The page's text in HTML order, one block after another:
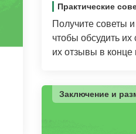
Практические
Получите советы
чтобы обсудить их
их отзывы в
Заключение и